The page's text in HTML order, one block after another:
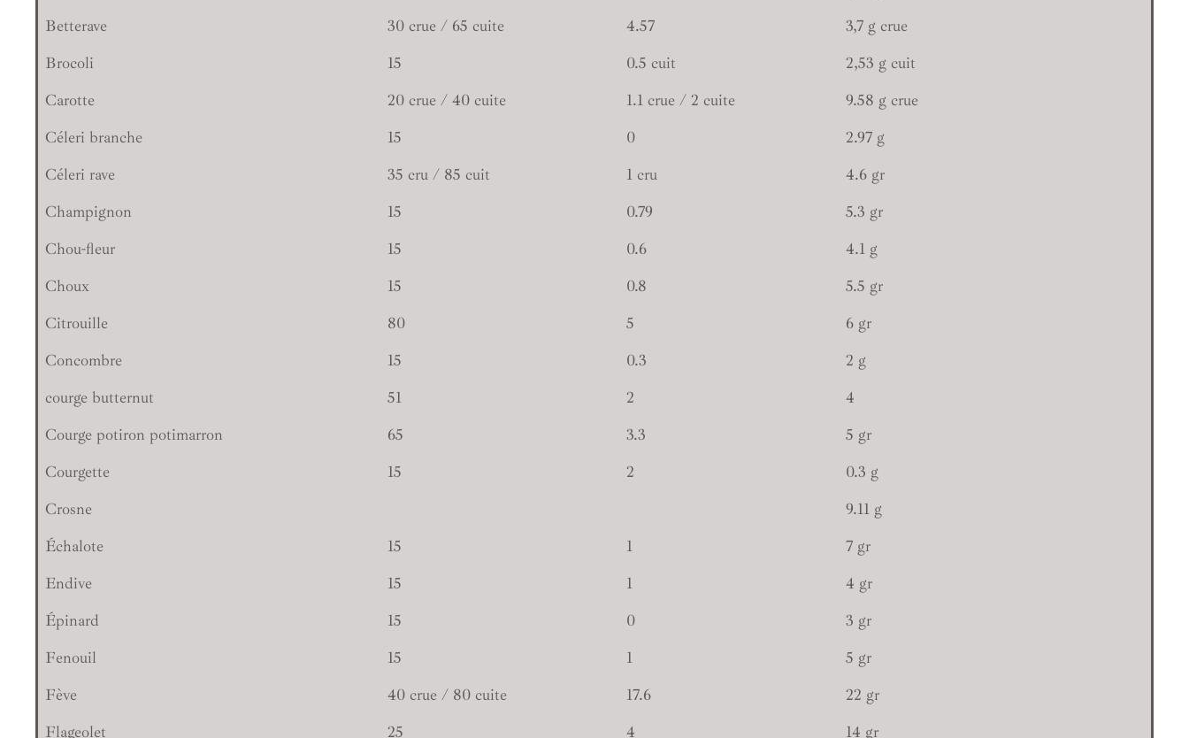
Betterave
30 crue / 65 cuite 4.57
3,7 g crue
Brocoli
15 0.5 cuit
2,53 g cuit
Carotte
20 crue / 40 cuite 1.1 crue / 2 cuite
9.58 g crue
Céleri branche
15 0
2.97 g
Céleri rave
35 cru / 85 cuit 1 cru
4.6 gr
Champignon
15 0.79
5.3 gr
Chou-fleur
15 0.6
4.1 g
Choux
15 0.8
5.5 gr
Citrouille
80 5
6 gr
Concombre
15 0.3
2 g
courge butternut
51 2
4
Courge potiron potimarron
65 3.3
5 gr
Courgette
15 2
0.3 g
Crosne
9.11 g
Échalote
15 1
7 gr
Endive
15 1
4 gr
Épinard
15 0
3 gr
Fenouil
15 1
5 gr
Fève
40 crue / 80 cuite 17.6
22 gr
Flageolet
25 4 14 gr